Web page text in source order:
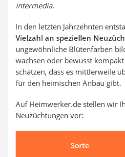
intermedia.
In den letzten Jahrzehnten
Vielzahl an speziellen
ungewöhnliche Blütenfarben
wachsen oder bewusst
schätzen, dass es mittlerweile
für den heimischen Anbau gibt.
Auf Heimwerker.de stellen wir
Neuzüchtungen vor:
Sorte